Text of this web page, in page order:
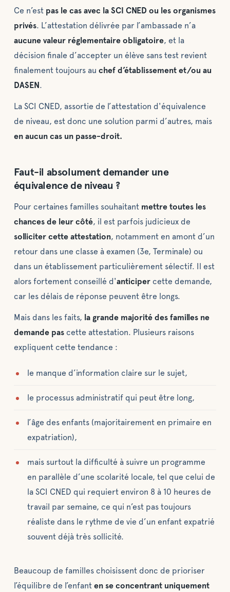
Ce n’est pas le cas avec la SCI CNED ou les organismes
privés. L’attestation délivrée par l’ambassade n’a
aucune valeur réglementaire obligatoire, et la
décision finale d’accepter un élève sans test revient
finalement toujours au chef d’établissement et/ou au
DASEN.
La SCI CNED, assortie de l’attestation d'équivalence
de niveau, est donc une solution parmi d’autres, mais
en aucun cas un passe-droit.
Faut-il absolument demander une
équivalence de niveau ?
Pour certaines familles souhaitantmettre toutes les
chances de leur côté, il est parfois judicieux de
solliciter cette attestation, notamment en amont d’un
retour dans une classe à examen (3e, Terminale) ou
dans un établissement particulièrement sélectif. Il est
alors fortement conseillé d'anticipercette demande,
car les délais de réponse peuvent être longs.
Mais dans les faits, la grande majorité des familles ne
demande pascette attestation. Plusieurs raisons
expliquent cette tendance :
le manque d’information claire sur le sujet,
le processus administratif qui peut être long,
l’âge des enfants (majoritairement en primaire en
expatriation),
mais surtout la difficulté à suivre un programme
en parallèle d’une scolarité locale, tel que celui de
la SCI CNED qui requiert environ 8 à 10 heures de
travail par semaine, ce qui n’est pas toujours
réaliste dans le rythme de vie d’un enfant expatrié
souvent déjà très sollicité.
Beaucoup de familles choisissent donc de prioriser
l’équilibre de l’enfant en se concentrant uniquement